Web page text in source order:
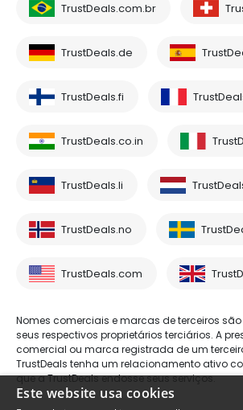
TrustDeals.com.br
TrustDeals.de
TrustDeals.fi
TrustDeals.co.in
TrustDeals.li
TrustDeals.no
TrustDeals.com
Nomes comerciais e marcas de terceiros
seus respectivos proprietários terciários. A
comercial ou marca registrada de um
TrustDeals tenha um relacionamento ativo
que a TrustDeals endosse seus serviços.
Este website usa cookies